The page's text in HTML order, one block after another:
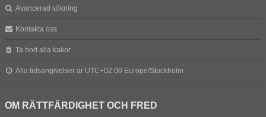
Avancerad sökning
Kontakta oss
Ta bort alla kakor
Alla tidsangivelser är UTC+02:00 Europe/Stockholm
OM RÄTTFÄRDIGHET OCH FRED